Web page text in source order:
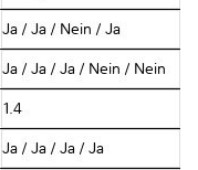
Ja / Ja / Nein / Ja
Ja / Ja / Ja / Nein / Nein
1.4
Ja / Ja / Ja / Ja